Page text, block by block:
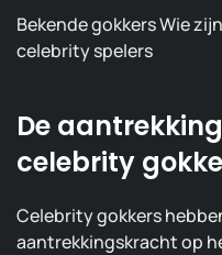
Bekende gokkers Wie
celebrity spelers
De
celebrity
Celebrity gokkers
aantrekkingskracht op